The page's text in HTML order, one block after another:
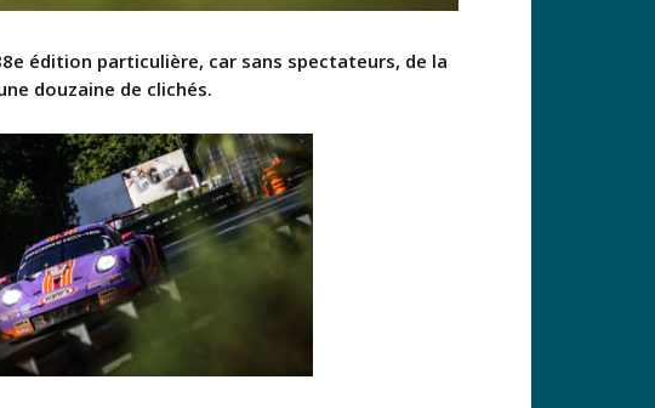
édition particulière, car sans spectateurs, de la
douzaine de clichés.